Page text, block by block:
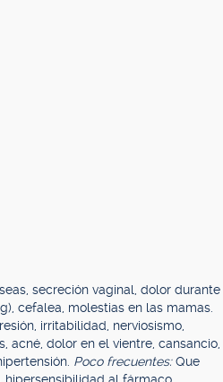
secreción vaginal, dolor durante
cefalea, molestias en las mamas.
irritabilidad, nerviosismo,
acné, dolor en el vientre, cansancio,
Poco frecuentes:Que